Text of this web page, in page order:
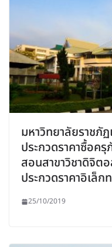
มหาวิทยาลัยราชภั
ประกวดราคาซื้อค
สอนสาขาวิชาดิจิต
ประกวดราคาอิเล็
25/10/2019